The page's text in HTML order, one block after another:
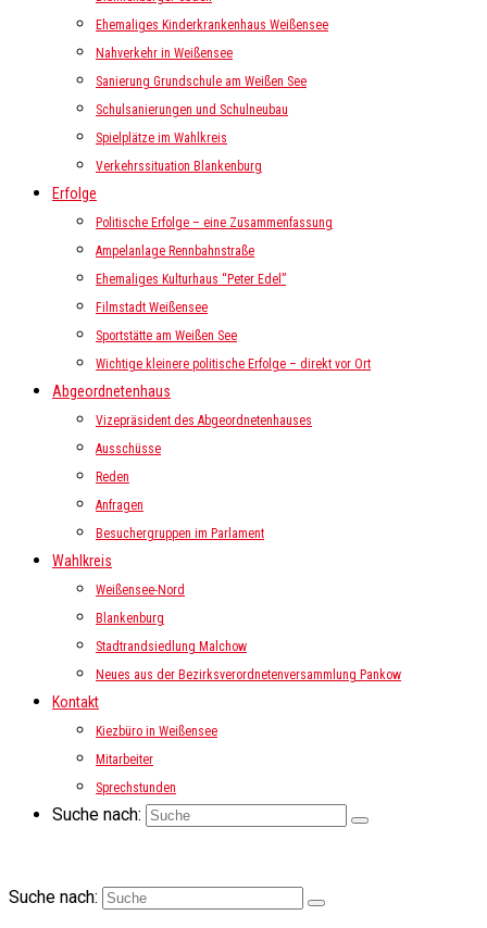
Ehemaliges Kinderkrankenhaus Weißensee
Nahverkehr in Weißensee
Sanierung Grundschule am Weißen See
Schulsanierungen und Schulneubau
Spielplätze im Wahlkreis
Verkehrssituation Blankenburg
Erfolge
Politische Erfolge – eine Zusammenfassung
Ampelanlage Rennbahnstraße
Ehemaliges Kulturhaus “Peter Edel”
Filmstadt Weißensee
Sportstätte am Weißen See
Wichtige kleinere politische Erfolge – direkt vor Ort
Abgeordnetenhaus
Vizepräsident des Abgeordnetenhauses
Ausschüsse
Reden
Anfragen
Besuchergruppen im Parlament
Wahlkreis
Weißensee-Nord
Blankenburg
Stadtrandsiedlung Malchow
Neues aus der Bezirksverordnetenversammlung Pankow
Kontakt
Kiezbüro in Weißensee
Mitarbeiter
Sprechstunden
Suche nach:
Suche nach: